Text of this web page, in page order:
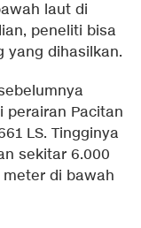
laut di
peneliti bisa
yang dihasilkan.
perairan Pacitan
LS. Tingginya
sekitar 6.000
di bawah